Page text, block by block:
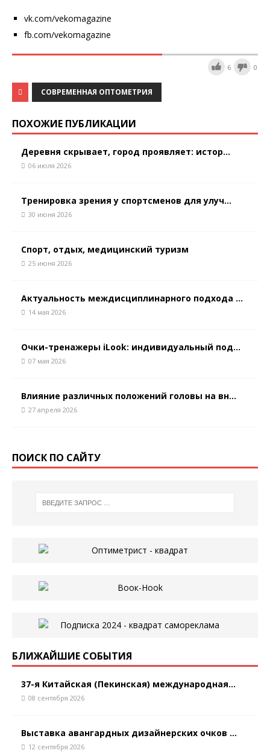
vk.com/vekomagazine
fb.com/vekomagazine
6 0
СОВРЕМЕННАЯ ОПТОМЕТРИЯ
ПОХОЖИЕ ПУБЛИКАЦИИ
Деревня скрывает, город проявляет: истор...
06 июля 2026
Тренировка зрения у спортсменов для улуч...
30 июня 2026
Спорт, отдых, медицинский туризм
25 июня 2026
Актуальность междисциплинарного подхода ...
14 мая 2026
Очки-тренажеры iLook: индивидуальный под...
07 мая 2026
Влияние различных положений головы на вн...
27 апреля 2026
ПОИСК ПО САЙТУ
БЛИЖАЙШИЕ СОБЫТИЯ
37-я Китайская (Пекинская) международная...
08 сентября 2026
Выставка авангардных дизайнерских очков ...
12 сентября 2026